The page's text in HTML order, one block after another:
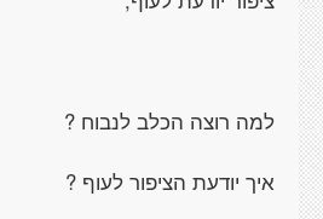
למה רוצה הכלב לנבוח ?
איך יודעת הציפור לעוף ?